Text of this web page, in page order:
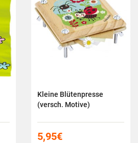
Kleine Blütenpresse
(versch. Motive)
5,95€